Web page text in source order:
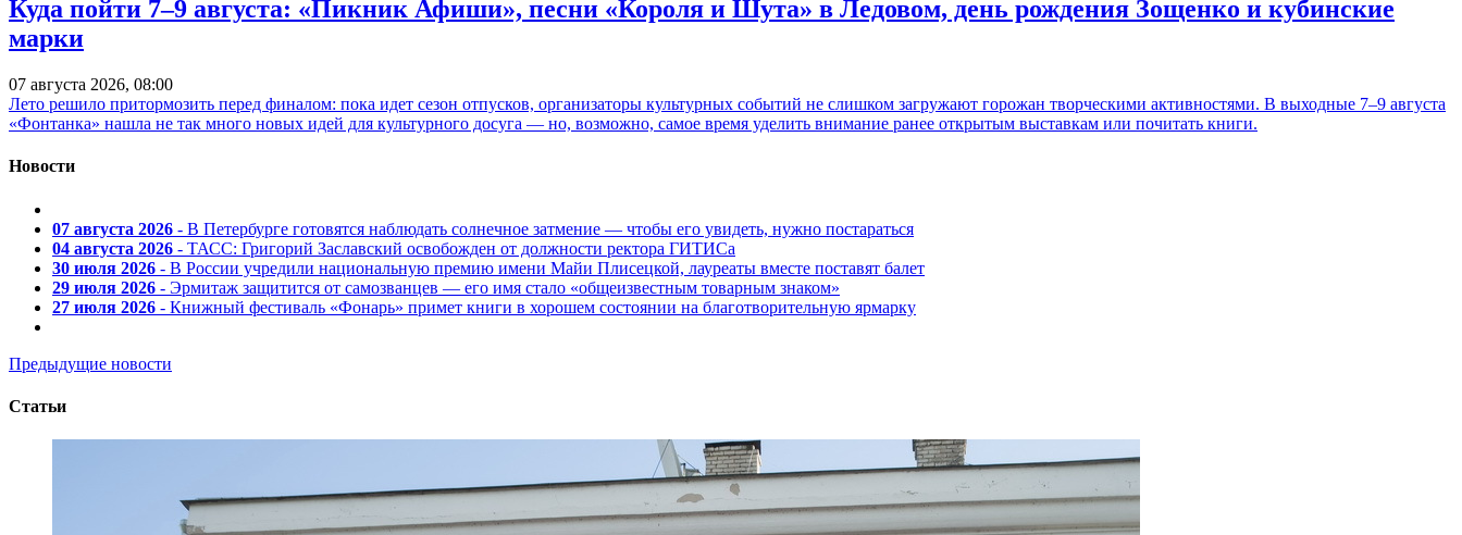
Куда пойти 7–9 августа: «Пикник Афиши», песни «Короля и Шута» в Ледовом, день рождения Зощенко и кубинские
марки
07 августа 2026, 08:00
Лето решило притормозить перед финалом: пока идет сезон отпусков, организаторы культурных событий не слишком загружают горожан творческими активностями. В выходные 7–9 августа
«Фонтанка» нашла не так много новых идей для культурного досуга — но, возможно, самое время уделить внимание ранее открытым выставкам или почитать книги.
Новости
07 августа 2026 - В Петербурге готовятся наблюдать солнечное затмение — чтобы его увидеть, нужно постараться
04 августа 2026 - ТАСС: Григорий Заславский освобожден от должности ректора ГИТИСа
30 июля 2026 - В России учредили национальную премию имени Майи Плисецкой, лауреаты вместе поставят балет
29 июля 2026 - Эрмитаж защитится от самозванцев — его имя стало «общеизвестным товарным знаком»
27 июля 2026 - Книжный фестиваль «Фонарь» примет книги в хорошем состоянии на благотворительную ярмарку
Предыдущие новости
Статьи